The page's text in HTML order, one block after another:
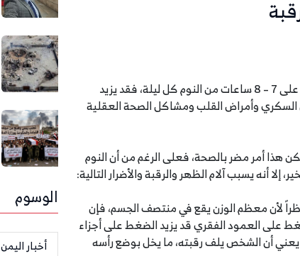
يعتبر النوم الجيد مفتاحاً لصحة جيدة، لذلك يوصي الباحثون بالحصول على 7 – 8 ساعات من النوم كل ليلة، فقد يزيد
السكري وأمراض القلب ومشاكل الصحة العقلية
هذا أمر مضر بالصحة، فعلى الرغم من أن النوم
أنه يسبب آلام الظهر والرقبة والأضرار التالية:
لأن معظم الوزن يقع في منتصف الجسم، فإن
على العمود الفقري قد يزيد الضغط على أجزاء
يعني أن الشخص يلف رقبته، ما يخل بوضع رأسه
الوسوم
أخبار اليمن